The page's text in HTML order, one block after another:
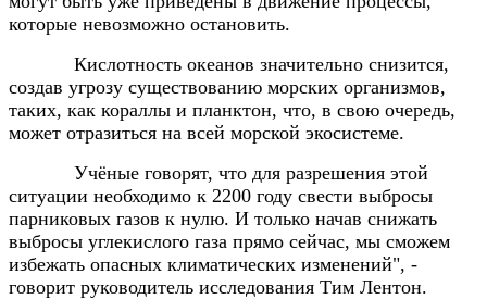
которые невозможно остановить.
Кислотность океанов значительно снизится,
создав угрозу существованию морских организмов,
таких, как кораллы и планктон, что, в свою очередь,
может отразиться на всей морской экосистеме.
Учёные говорят, что для разрешения этой
ситуации необходимо к 2200 году свести выбросы
парниковых газов к нулю. И только начав снижать
выбросы углекислого газа прямо сейчас, мы сможем
избежать опасных климатических изменений", -
говорит руководитель исследования Тим Лентон.